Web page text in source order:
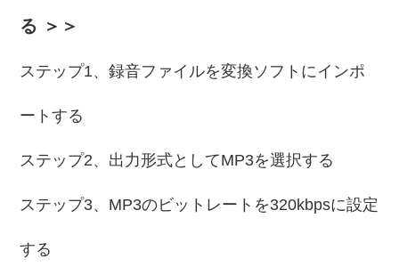
る ＞＞
ステップ1、録音ファイルを変換ソフトにインポ
ートする
ステップ2、出力形式としてMP3を選択する
ステップ3、MP3のビットレートを320kbpsに設定
する